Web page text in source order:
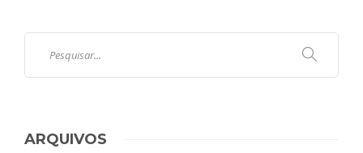
ARQUIVOS